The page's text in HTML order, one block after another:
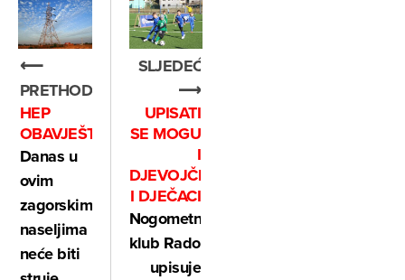
⟵
PRETHODNO
HEP
OBAVJEŠTAVA
Danas u
ovim
zagorskim
naseljima
neće biti
SLJEDEĆE
⟶
UPISATI
SE MOGU
I
DJEVOJČICE
I DJEČACI
Nogometni
klub Radoboj
upisuje